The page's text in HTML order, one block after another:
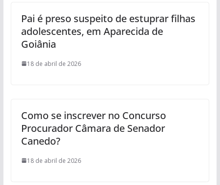
Pai é preso suspeito de estuprar filhas
adolescentes, em Aparecida de
Goiânia
18 de abril de 2026
Como se inscrever no Concurso
Procurador Câmara de Senador
Canedo?
18 de abril de 2026